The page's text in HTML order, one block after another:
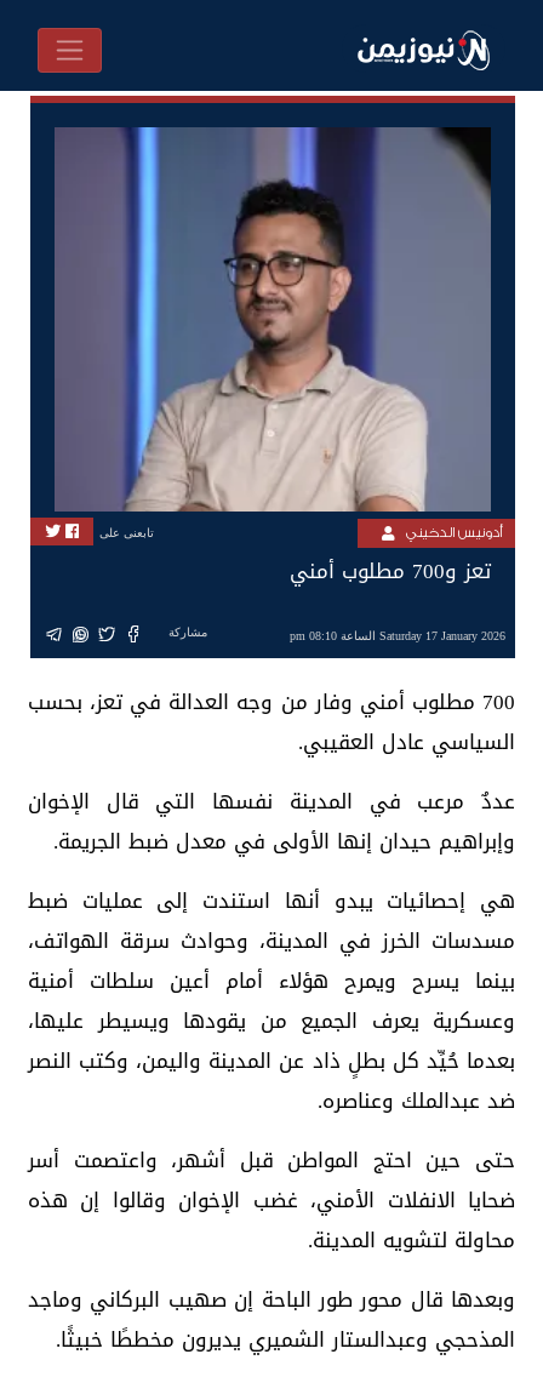
أدونيس الدخيني تابعنى على
تعز و700 مطلوب أمني
Saturday 17 January 2026 الساعة 08:10 pm مشاركة
700 مطلوب أمني وفار من وجه العدالة في تعز، بحسب
السياسي عادل العقيبي.
عددٌ مرعب في المدينة نفسها التي قال الإخوان
وإبراهيم حيدان إنها الأولى في معدل ضبط الجريمة.
هي إحصائيات يبدو أنها استندت إلى عمليات ضبط
مسدسات الخرز في المدينة، وحوادث سرقة الهواتف،
بينما يسرح ويمرح هؤلاء أمام أعين سلطات أمنية
وعسكرية يعرف الجميع من يقودها ويسيطر عليها،
بعدما حُيِّد كل بطلٍ ذاد عن المدينة واليمن، وكتب النصر
ضد عبدالملك وعناصره.
حتى حين احتج المواطن قبل أشهر، واعتصمت أسر
ضحايا الانفلات الأمني، غضب الإخوان وقالوا إن هذه
محاولة لتشويه المدينة.
وبعدها قال محور طور الباحة إن صهيب البركاني وماجد
المذحجي وعبدالستار الشميري يديرون مخططًا خبيثًا.